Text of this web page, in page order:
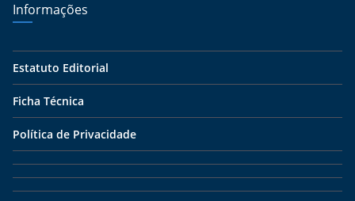
Informações
Estatuto Editorial
Ficha Técnica
Política de Privacidade